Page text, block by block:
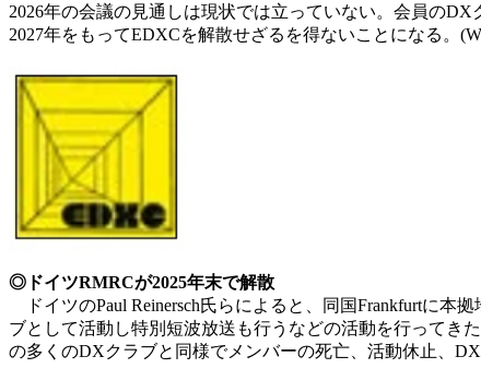
2026年の会議の見通しは現状では立っていない。会員の
2027年をもってEDXCを解散せざるを得ないことになる。
◎ドイツRMRCが2025年末で解散
ドイツのPaul Reinersch氏らによると、同国Frankfurtに本
ブとして活動し特別短波放送も行うなどの活動を行ってき
の多くのDXクラブと同様でメンバーの死亡、活動休止、